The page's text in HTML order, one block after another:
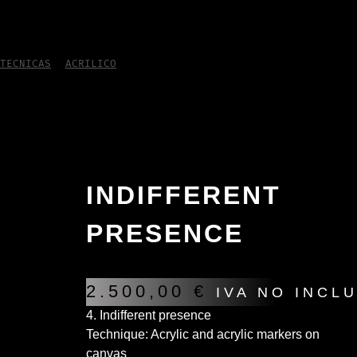
TECNICAS ACRILICO
INDIFFERENT
PRESENCE
2.500,00 € IVA NO
4. Indifferent presence
Technique: Acrylic and acrylic markers on
canvas